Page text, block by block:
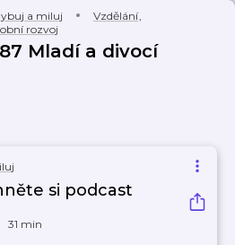
a miluj Vzdělání,
rozvoj
Mladí a divocí
si podcast
31 min